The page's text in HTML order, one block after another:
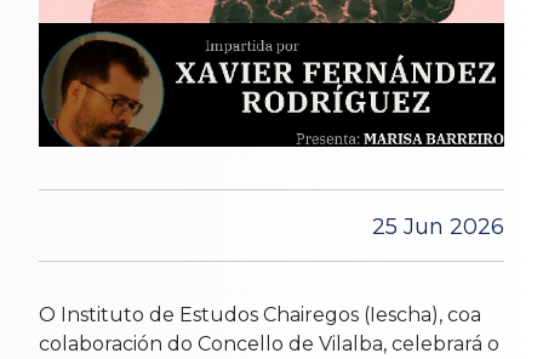
25 Jun 2026
O Instituto de Estudos Chairegos (Iescha), coa
colaboración do Concello de Vilalba, celebrará o